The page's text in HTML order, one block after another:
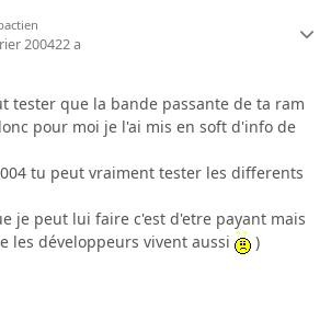
200422 a
tester que la bande passante de ta ram
pour moi je l'ai mis en soft d'info de
tu peut vraiment tester les differents
je peut lui faire c'est d'etre payant mais
les développeurs vivent aussi
)